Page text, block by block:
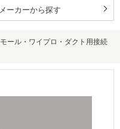
メーカーから探す
モール・ワイプロ・ダクト用接続